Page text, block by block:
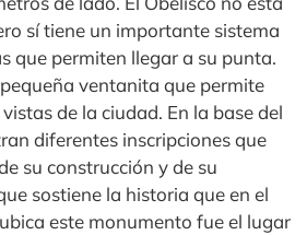
sí tiene un importante sistema
que permiten llegar a su punta.
ventanita que permite
de la ciudad. En la base del
diferentes inscripciones que
su construcción y de su
sostiene la historia que en el
este monumento fue el lugar